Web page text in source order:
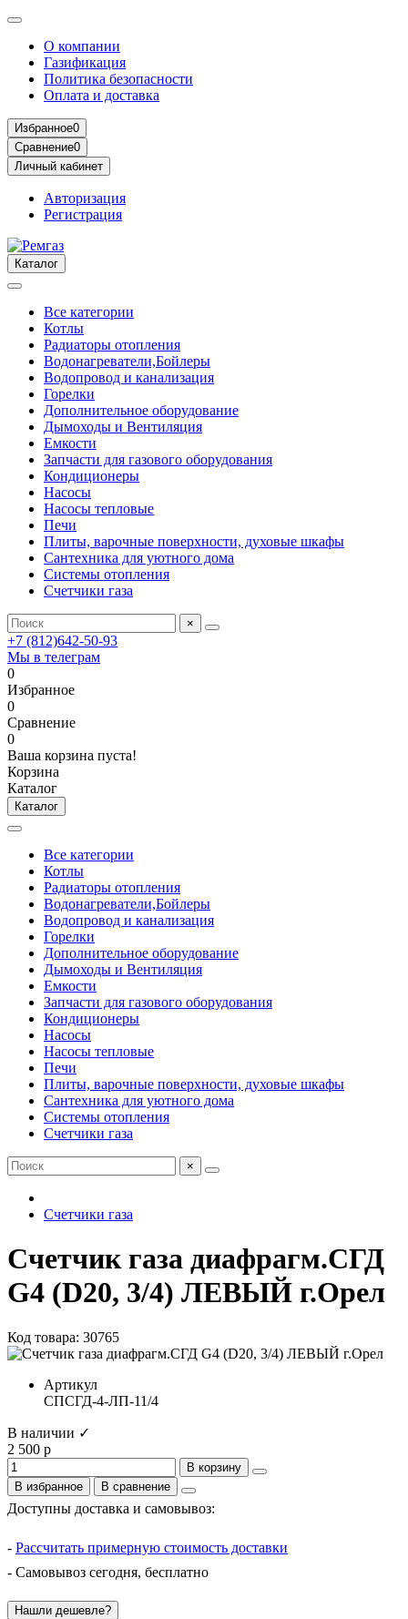
О компании
Газификация
Политика безопасности
Оплата и доставка
Избранное0
Сравнение0
Личный кабинет
Авторизация
Регистрация
Каталог
Все категории
Котлы
Радиаторы отопления
Водонагреватели,Бойлеры
Водопровод и канализация
Горелки
Дополнительное оборудование
Дымоходы и Вентиляция
Емкости
Запчасти для газового оборудования
Кондиционеры
Насосы
Насосы тепловые
Печи
Плиты, варочные поверхности, духовые шкафы
Сантехника для уютного дома
Системы отопления
Счетчики газа
×
+7 (812)642-50-93
Мы в телеграм
0
Избранное
0
Сравнение
0
Ваша корзина пуста!
Корзина
Каталог
Каталог
Все категории
Котлы
Радиаторы отопления
Водонагреватели,Бойлеры
Водопровод и канализация
Горелки
Дополнительное оборудование
Дымоходы и Вентиляция
Емкости
Запчасти для газового оборудования
Кондиционеры
Насосы
Насосы тепловые
Печи
Плиты, варочные поверхности, духовые шкафы
Сантехника для уютного дома
Системы отопления
Счетчики газа
×
Счетчики газа
Счетчик газа диафрагм.СГД
G4 (D20, 3/4) ЛЕВЫЙ г.Орел
Код товара: 30765
Артикул
СПСГД-4-ЛП-11/4
В наличии ✓
2 500 р
В корзину
В избранное
В сравнение
Доступны доставка и самовывоз:
- Рассчитать примерную стоимость доставки
- Самовывоз сегодня, бесплатно
Нашли дешевле?